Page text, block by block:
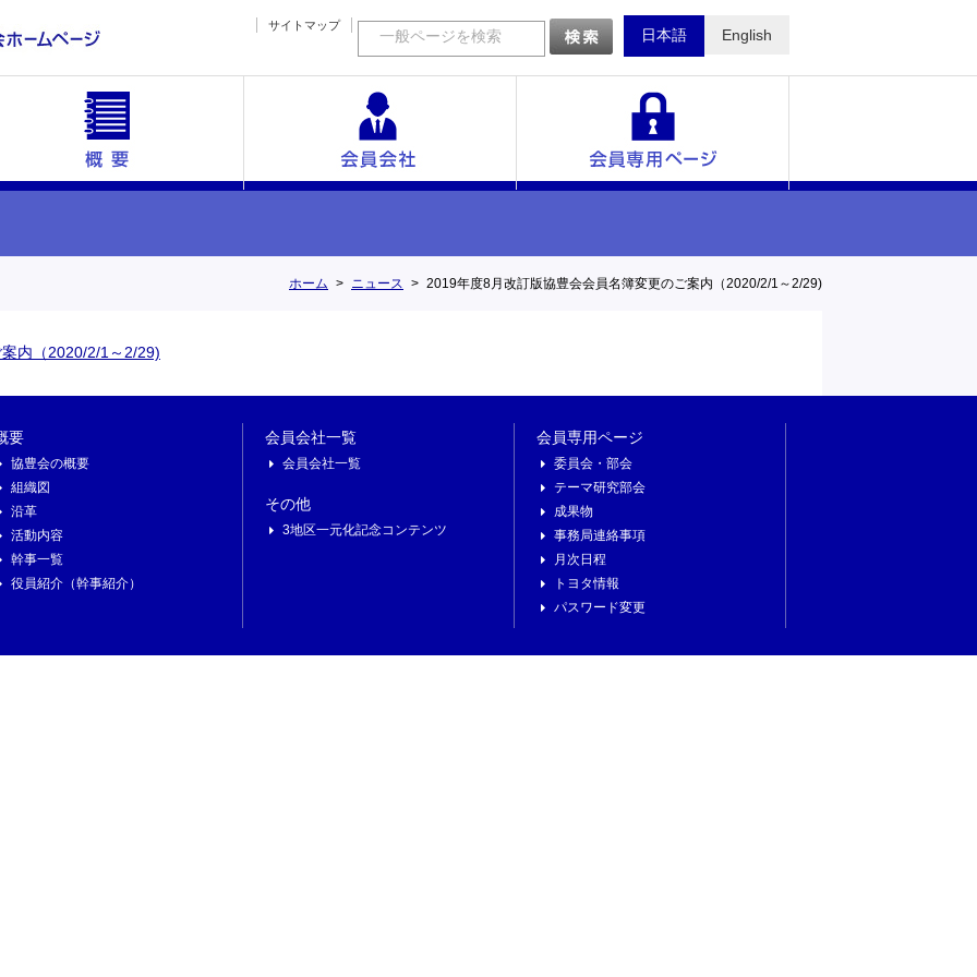
サイトマップ
一般ページを検索 日本語 English
ホーム ニュース 2019年度8月改訂版協豊会会員名簿変更のご案内（2020/2/1～2/29)
内（2020/2/1～2/29)
要
協豊会の概要
組織図
沿革
活動内容
幹事一覧
役員紹介（幹事紹介）
会員会社一覧
会員会社一覧
その他
3地区一元化記念コンテンツ
会員専用ページ
委員会・部会
テーマ研究部会
成果物
事務局連絡事項
月次日程
トヨタ情報
パスワード変更